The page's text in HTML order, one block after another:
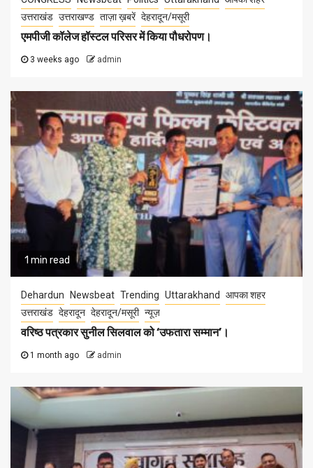
उत्तराखंड उत्तराखण्ड ताज़ा ख़बरें देहरादून/मसूरी
एमपीजी कॉलेज हॉस्टल परिसर में किया पौधरोपण।
3 weeks ago admin
1 min read
Dehardun Newsbeat Trending Uttarakhand
आपका शहर
उत्तराखंड देहरादून देहरादून/मसूरी न्यूज़
वरिष्ठ पत्रकार सुनील सिलवाल को ‘उफतारा सम्मान’।
1 month ago admin